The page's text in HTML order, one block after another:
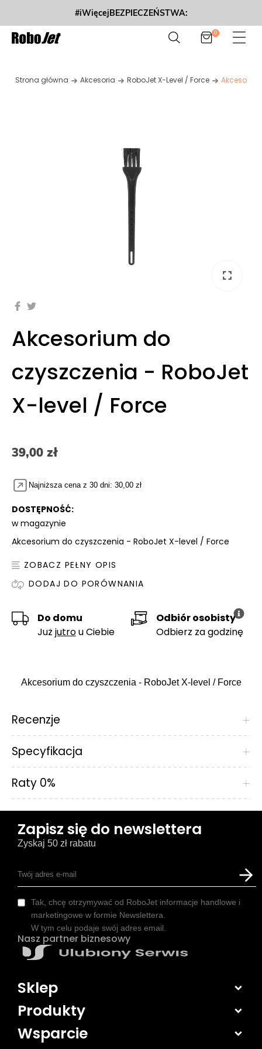
#iWięcejBEZPIECZEŃSTWA:
0
Strona główna Akcesoria RoboJet X-Level / Force
fullscreen
Akcesorium do
czyszczenia - RoboJet
X-level / Force
39,00 zł
Najniższa cena z 30 dni: 30,00 zł
DOSTĘPNOŚĆ:
w magazynie
Akcesorium do czyszczenia - RoboJet X-level / Force
ZOBACZ PEŁNY OPIS
DODAJ DO PORÓWNANIA
Do domu
Już jutrou Ciebie
Odbiór osobisty
Odbierz za godzinę
Akcesorium do czyszczenia - RoboJet X-level / Force
Recenzje +
Specyfikacja +
Raty 0% +
Sklep
Produkty
Wsparcie
Zapisz się do newslettera
Zyskaj 50 zł rabatu
Tak, chcę otrzymywać od RoboJet informacje handlowe i
marketingowe w formie Newslettera.
W tym celu podaje swój adres email.
Nasz partner biznesowy